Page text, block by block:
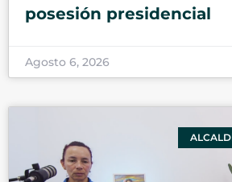
posesión presidencial
Agosto 6, 2026